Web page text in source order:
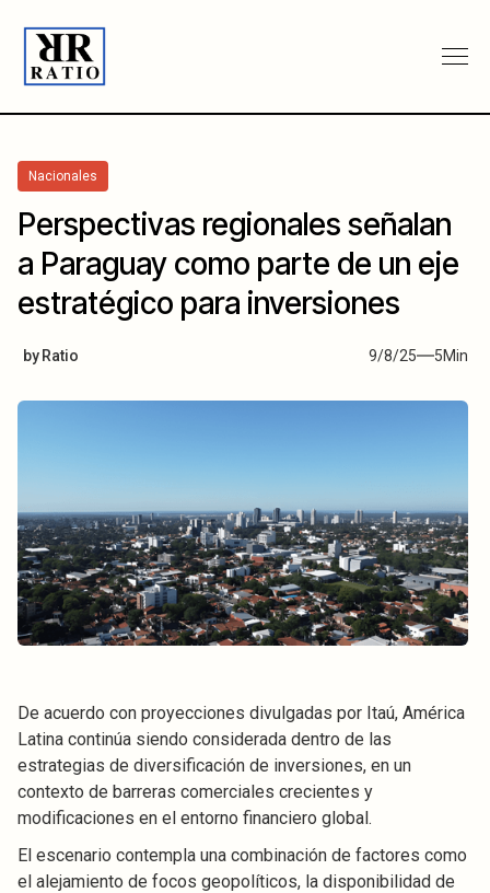
Nacionales
Perspectivas regionales señalan
a Paraguay como parte de un eje
estratégico para inversiones
by Ratio 9/8/25 5Min
De acuerdo con proyecciones divulgadas por Itaú, América
Latina continúa siendo considerada dentro de las
estrategias de diversificación de inversiones, en un
contexto de barreras comerciales crecientes y
modificaciones en el entorno financiero global.
El escenario contempla una combinación de factores como
el alejamiento de focos geopolíticos, la disponibilidad de